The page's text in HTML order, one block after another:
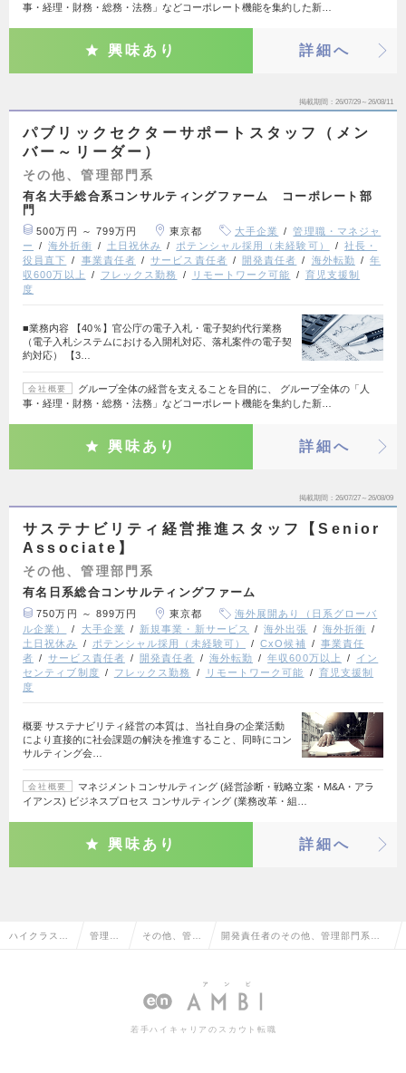
事・経理・財務・総務・法務」などコーポレート機能を集約した新…
興味あり 詳細へ
掲載期間 26/07/29～26/08/11
パブリックセクターサポートスタッフ（メン
バー～リーダー）
その他、管理部門系
有名大手総合系コンサルティングファーム コーポレート部
門
500万円 ～ 799万円 東京都 大手企業
管理職・マネジャ
ー
海外折衝 土日祝休み ポテンシャル採用（未経験可）
社長・
役員直下
事業責任者 サービス責任者 開発責任者 海外転勤
年
収600万以上
フレックス勤務 リモートワーク可能
育児支援制
度
■業務内容 【40％】官公庁の電子入札・電子契約代行業務
（電子入札システムにおける入開札対応、落札案件の電子契
約対応） 【3…
会社概要
グループ全体の経営を支えることを目的に、 グループ全体の「人
事・経理・財務・総務・法務」などコーポレート機能を集約した新…
興味あり 詳細へ
掲載期間 26/07/27～26/08/09
サステナビリティ経営推進スタッフ【Senior
Associate】
その他、管理部門系
有名日系総合コンサルティングファーム
750万円 ～ 899万円 東京都
海外展開あり（日系グローバ
ル企業）
大手企業 新規事業・新サービス 海外出張
海外折衝
土日祝休み
ポテンシャル採用（未経験可） CxO候補
事業責任
者
サービス責任者 開発責任者 海外転勤 年収600万以上
イン
センティブ制度
フレックス勤務 リモートワーク可能
育児支援制
度
概要 サステナビリティ経営の本質は、当社自身の企業活動
により直接的に社会課題の解決を推進すること、同時にコン
サルティング会…
会社概要
マネジメントコンサルティング (経営診断・戦略立案・M&A・アラ
イアンス) ビジネスプロセス コンサルティング (業務改革・組…
興味あり 詳細へ
ハイクラス求 管理部 その他、管理 開発責任者のその他、管理部門系の
若手ハイキャリアのスカウト転職